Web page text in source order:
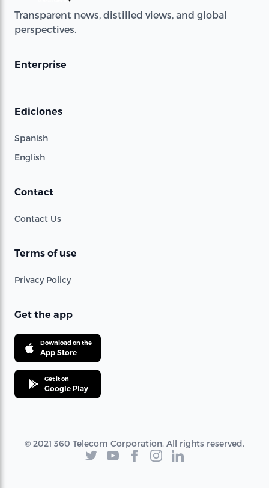
Transparent news, distilled views, and global
perspectives.
Enterprise
Ediciones
Spanish
English
Contact
Contact Us
Terms of use
Privacy Policy
Get the app
Download on the
App Store
Get it on
Google Play
© 2021 360 Telecom Corporation. All rights reserved.